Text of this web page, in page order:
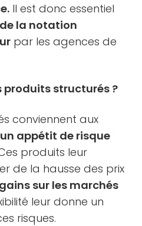
Il est donc essentiel
la notation
par les agences de
produits structurés ?
conviennent aux
appétit de risque
produits leur
de la hausse des prix
sur les marchés
leur donne un
risques.